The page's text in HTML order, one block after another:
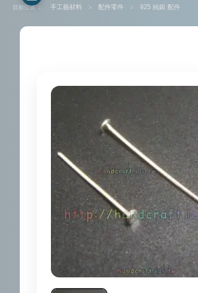
目前位置 ： 手工藝材料 > 配件零件 > 925 純銀 配件